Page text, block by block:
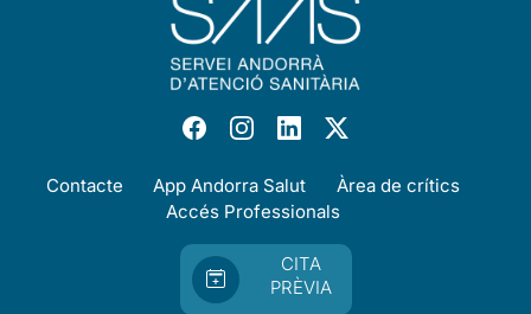
Contacte App Andorra Salut
Àrea de crítics
Accés Professionals
CITA
PRÈVIA